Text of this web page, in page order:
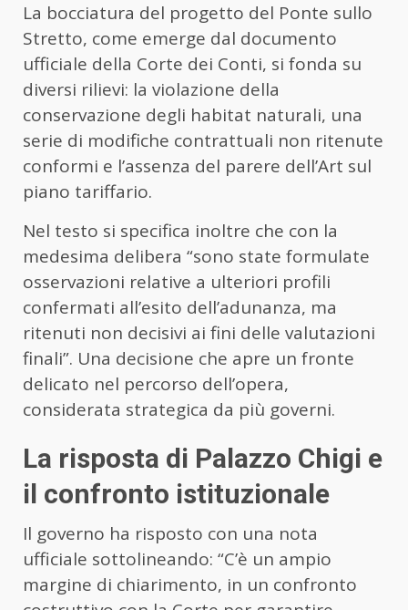
La bocciatura del progetto del Ponte sullo
Stretto, come emerge dal documento
ufficiale della Corte dei Conti, si fonda su
diversi rilievi: la violazione della
conservazione degli habitat naturali, una
serie di modifiche contrattuali non ritenute
conformi e l’assenza del parere dell’Art sul
piano tariffario.
Nel testo si specifica inoltre che con la
medesima delibera “sono state formulate
osservazioni relative a ulteriori profili
confermati all’esito dell’adunanza, ma
ritenuti non decisivi ai fini delle valutazioni
finali”. Una decisione che apre un fronte
delicato nel percorso dell’opera,
considerata strategica da più governi.
La risposta di Palazzo Chigi e
il confronto istituzionale
Il governo ha risposto con una nota
ufficiale sottolineando: “C’è un ampio
margine di chiarimento, in un confronto